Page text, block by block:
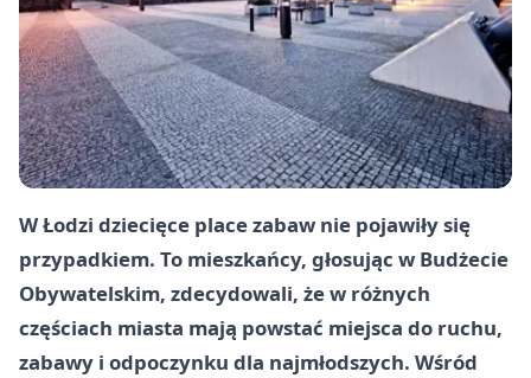
W Łodzi dziecięce place zabaw nie pojawiły się
przypadkiem. To mieszkańcy, głosując w Budżecie
Obywatelskim, zdecydowali, że w różnych
częściach miasta mają powstać miejsca do ruchu,
zabawy i odpoczynku dla najmłodszych. Wśród